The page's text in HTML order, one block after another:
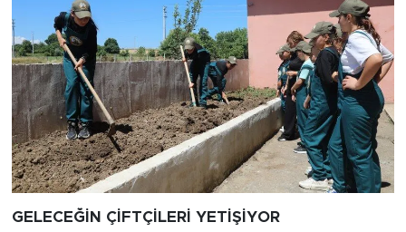
GELECEĞİN ÇİFTÇİLERİ YETİŞİYOR